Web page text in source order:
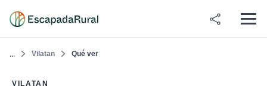
... Vilatan Qué ver
VILATAN